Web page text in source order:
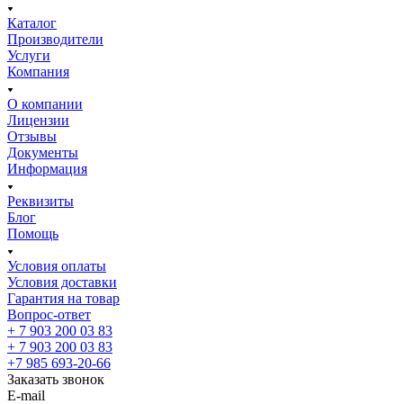
Каталог
Производители
Услуги
Компания
О компании
Лицензии
Отзывы
Документы
Информация
Реквизиты
Блог
Помощь
Условия оплаты
Условия доставки
Гарантия на товар
Вопрос-ответ
+ 7 903 200 03 83
+ 7 903 200 03 83
+7 985 693-20-66
Заказать звонок
E-mail